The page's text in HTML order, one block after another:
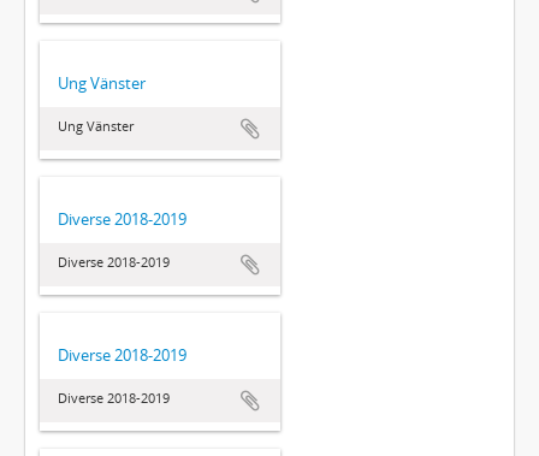
Ung Vänster
Ung Vänster
Diverse 2018-2019
Diverse 2018-2019
Diverse 2018-2019
Diverse 2018-2019